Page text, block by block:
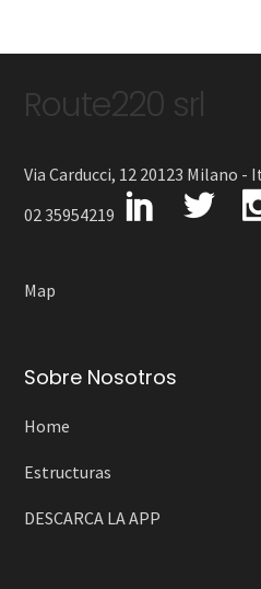
Route220 srl
Via Carducci, 12 20123 Milano
02 35954219
Map
Sobre Nosotros
Home
Estructuras
DESCARCA LA APP